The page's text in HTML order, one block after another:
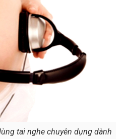
tai nghe chuyên dụng dành